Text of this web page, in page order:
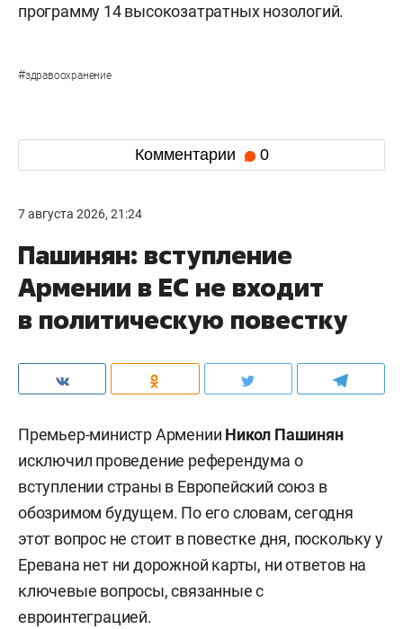
программу 14 высокозатратных нозологий.
#здравоохранение
Комментарии 0
7 августа 2026, 21:24
Пашинян: вступление
Армении в ЕС не входит
в политическую повестку
Премьер-министр Армении Никол Пашинян
исключил проведение референдума о
вступлении страны в Европейский союз в
обозримом будущем. По его словам, сегодня
этот вопрос не стоит в повестке дня, поскольку у
Еревана нет ни дорожной карты, ни ответов на
ключевые вопросы, связанные с
евроинтеграцией.